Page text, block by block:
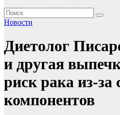
Новости
Диетолог
и другая
риск рака из-за
компонентов